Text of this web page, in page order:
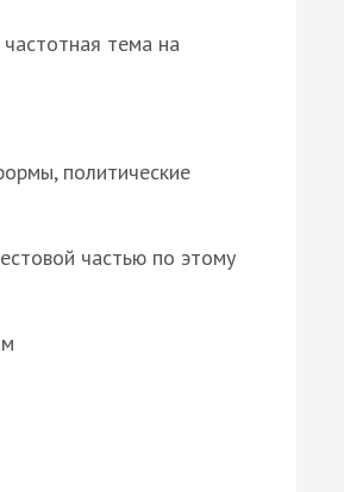
тема на
политические
частью по этому